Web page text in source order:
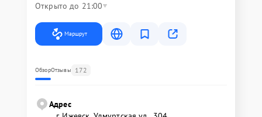
Открыто до 21:00
Маршрут
ОбзорОтзывы 172
Адрес